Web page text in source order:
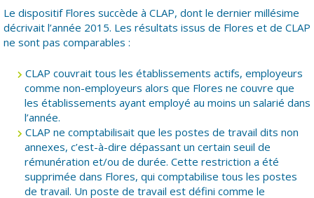
Le dispositif Flores succède à CLAP, dont le dernier millésime
décrivait l’année 2015. Les résultats issus de Flores et de CLAP
ne sont pas comparables :
CLAP couvrait tous les établissements actifs, employeurs
comme non-employeurs alors que Flores ne couvre que
les établissements ayant employé au moins un salarié dans
l’année.
CLAP ne comptabilisait que les postes de travail dits non
annexes, c’est-à-dire dépassant un certain seuil de
rémunération et/ou de durée. Cette restriction a été
supprimée dans Flores, qui comptabilise tous les postes
de travail. Un poste de travail est défini comme le